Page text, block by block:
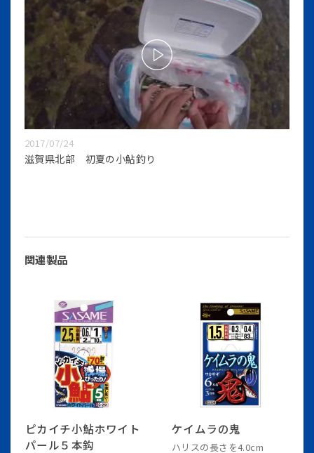
2017/07/24
滋賀県北部 初夏の小鮎釣り
関連製品
ピカイチ小鮎ホワイト
パール５本鈎
ケイムラの鬼
ハリスの長さを4.0cm